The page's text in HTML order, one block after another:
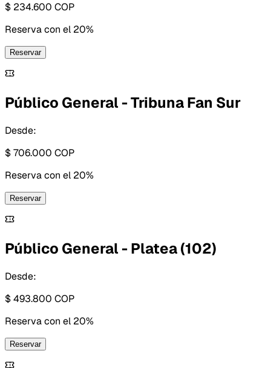
$ 234.600 COP
Reserva con el 20%
Reservar
Público General - Tribuna Fan Sur
Desde:
$ 706.000 COP
Reserva con el 20%
Reservar
Público General - Platea (102)
Desde:
$ 493.800 COP
Reserva con el 20%
Reservar